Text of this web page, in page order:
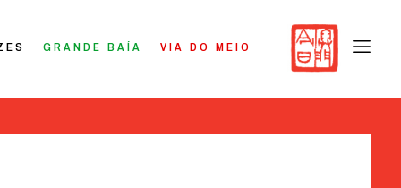
GRANDE BAÍA VIA DO MEIO